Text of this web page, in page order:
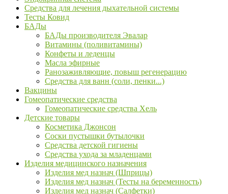
Средства для лечения дыхательной системы
Тесты Ковид
БАДы
БАДы производителя Эвалар
Витамины (поливитамины)
Конфеты и леденцы
Масла эфирные
Ранозаживляющие, повыш регенерацию
Средства для ванн (соли, пенки...)
Вакцины
Гомеопатические средства
Гомеопатические средства Хель
Детские товары
Косметика Джонсон
Соски пустышки бутылочки
Средства детской гигиены
Средства ухода за младенцами
Изделия медицинского назначения
Изделия мед назнач (Шприцы)
Изделия мед назнач (Тесты на беременность)
Изделия мед назнач (Салфетки)